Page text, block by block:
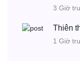
3 Giờ
Thiên
1 Giờ